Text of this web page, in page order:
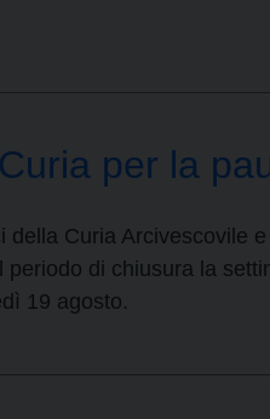
per la
Curia Arcivescovile
periodo di chiusura la
19 agosto.